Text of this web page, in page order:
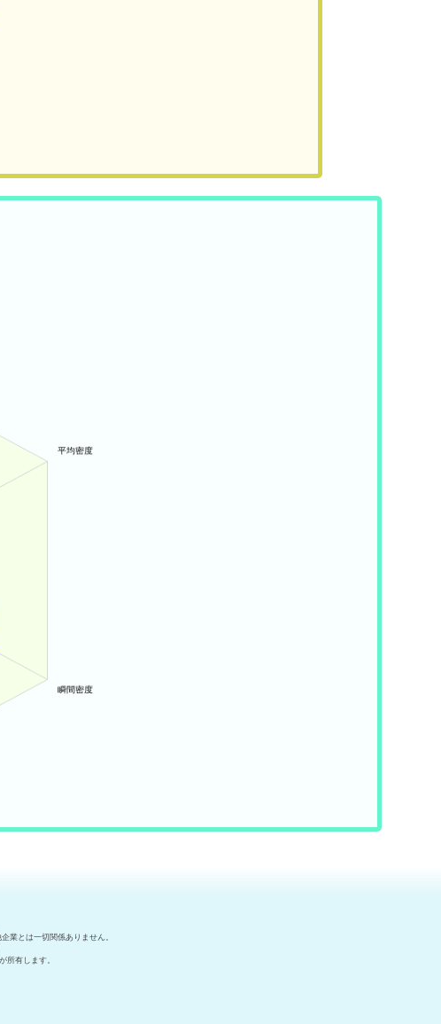
業とは一切関係ありません。
所有します。